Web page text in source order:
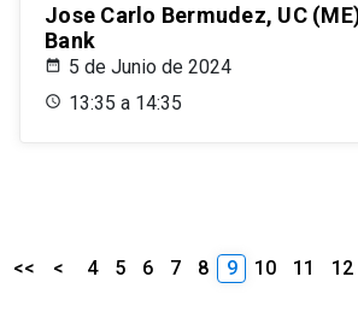
Jose Carlo Bermudez, UC
Bank
5 de Junio de 2024
13:35 a 14:35
<< < 4 5 6 7 8 9 10 11 12